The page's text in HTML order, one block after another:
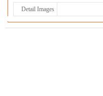
Detail Images